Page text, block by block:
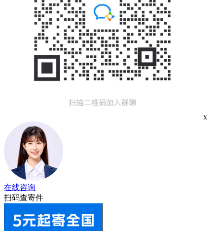
x
在线咨询
扫码查寄件